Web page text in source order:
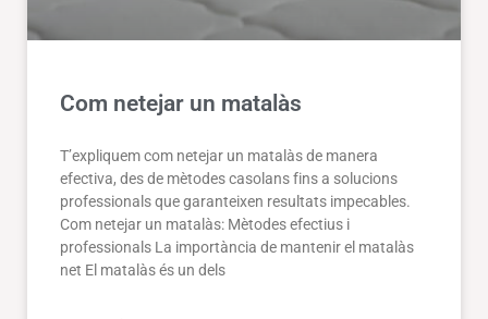
Com netejar un matalàs
T’expliquem com netejar un matalàs de manera
efectiva, des de mètodes casolans fins a solucions
professionals que garanteixen resultats impecables.
Com netejar un matalàs: Mètodes efectius i
professionals La importància de mantenir el matalàs
net El matalàs és un dels